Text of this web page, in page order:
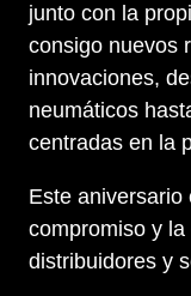
junto con la
consigo nuevos
innovaciones,
neumáticos
centradas en la
Este aniversario
compromiso y
distribuidores y